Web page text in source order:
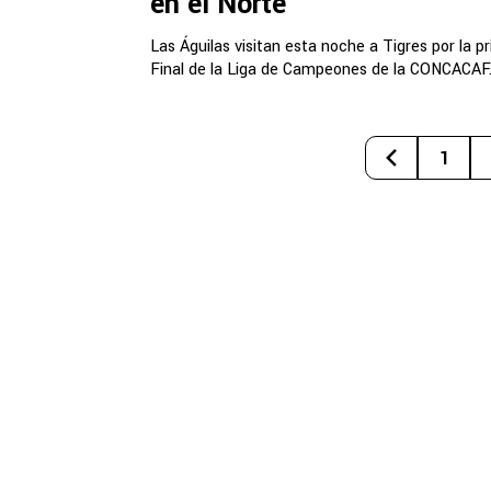
Las Águilas visitan esta noche a Tigres por la
Final de la Liga de Campeones de la CONCACAF.
1